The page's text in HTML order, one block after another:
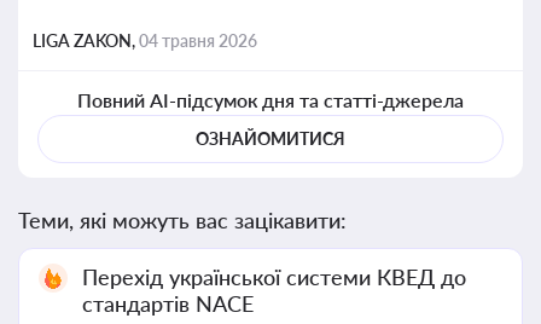
LIGA ZAKON,04 травня 2026
Повний AI-підсумок дня та статті-джерела
ОЗНАЙОМИТИСЯ
Теми, які можуть вас зацікавити:
Перехід української системи КВЕД до
стандартів NACE